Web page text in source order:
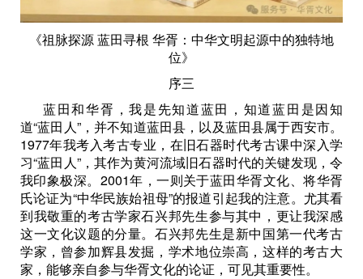
《祖脉探源 蓝田寻根 华胥：中华文明起源中的独特地
位》
序三
蓝田和华胥，我是先知道蓝田，知道蓝田是因知
道“蓝田人”，并不知道蓝田县，以及蓝田县属于西安市。
1977年我考入考古专业，在旧石器时代考古课中深入学
习“蓝田人”，其作为黄河流域旧石器时代的关键发现，令
我印象极深。2001年，一则关于蓝田华胥文化、将华胥
氏论证为“中华民族始祖母”的报道引起我的注意。尤其看
到我敬重的考古学家石兴邦先生参与其中，更让我深感
这一文化议题的分量。石兴邦先生是新中国第一代考古
学家，曾参加辉县发掘，学术地位崇高，这样的考古大
家，能够亲自参与华胥文化的论证，可见其重要性。